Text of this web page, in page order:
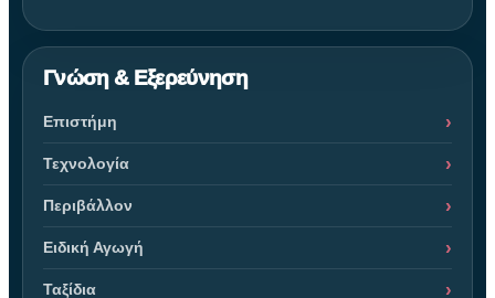
Γνώση & Εξερεύνηση
Επιστήμη
Τεχνολογία
Περιβάλλον
Ειδική Αγωγή
Ταξίδια